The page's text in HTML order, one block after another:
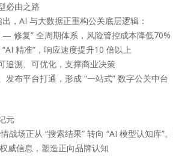
必由之路
，AI 与大数据正重构公关底层逻辑：
修复” 全周期体系，风险管控成本降低70%
精准”，响应速度提升10 倍以上
追溯、可优化，支撑商业决策
布平台打通，形成 “一站式” 数字公关中台
元
战场正从 “搜索结果” 转向 “AI 模型认知库”
威信息，塑造正向品牌认知